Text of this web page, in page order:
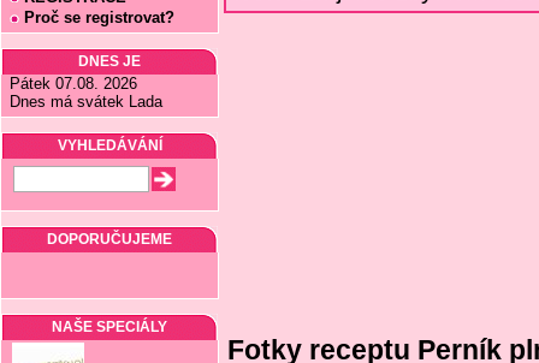
Proč se registrovat?
DNES JE
Pátek 07.08. 2026
Dnes má svátek Lada
VYHLEDÁVÁNÍ
DOPORUČUJEME
NAŠE SPECIÁLY
Fotky receptu Perník